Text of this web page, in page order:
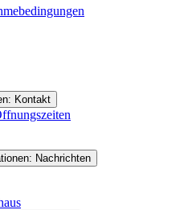
Kontakt
Nachrichten